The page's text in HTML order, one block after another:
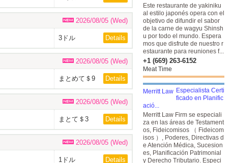
2026/08/05 (Wed)
3ドル Details
2026/08/05 (Wed)
まとめて＄9 Details
2026/08/05 (Wed)
まとて＄3 Details
2026/08/05 (Wed)
1ドル Details
Este restaurante de yakiniku
al estilo japonés opera con el
objetivo de difundir el sabor
de la carne de wagyu Shinsh
u por todo el mundo. Espera
mos que disfrute de nuestro r
estaurante para reuniones f...
+1 (669) 263-6152
Meat Time
Especialista Certi
ficado en Planific
ació...
Merritt Law Firm se especiali
za en las áreas de Testament
os, Fideicomisos （ Fideicom
isos ）, Poderes, Directivas d
e Atención Médica, Sucesion
es, Planificación Patrimonial
y Derecho Tributario. Especi